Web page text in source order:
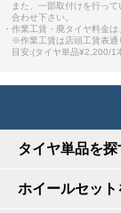
また、一部取付けを行っ
合わせ下さい。
・作業工賃・廃タイヤ料金
※作業工賃は店頭工賃表通
目安:(タイヤ単品¥2,200/1
タイヤ単品を探
ホイールセット